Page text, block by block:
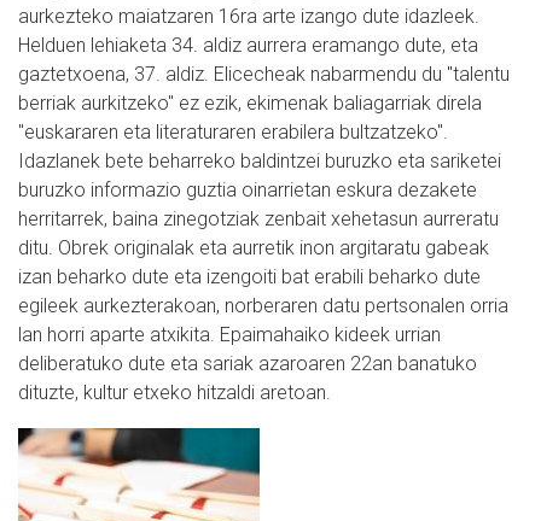
aurkezteko maiatzaren 16ra arte izango dute idazleek.
Helduen lehiaketa 34. aldiz aurrera eramango dute, eta
gaztetxoena, 37. aldiz. Elicecheak nabarmendu du "talentu
berriak aurkitzeko" ez ezik, ekimenak baliagarriak direla
"euskararen eta literaturaren erabilera bultzatzeko".
Idazlanek bete beharreko baldintzei buruzko eta sariketei
buruzko informazio guztia oinarrietan eskura dezakete
herritarrek, baina zinegotziak zenbait xehetasun aurreratu
ditu. Obrek originalak eta aurretik inon argitaratu gabeak
izan beharko dute eta izengoiti bat erabili beharko dute
egileek aurkezterakoan, norberaren datu pertsonalen orria
lan horri aparte atxikita. Epaimahaiko kideek urrian
deliberatuko dute eta sariak azaroaren 22an banatuko
dituzte, kultur etxeko hitzaldi aretoan.